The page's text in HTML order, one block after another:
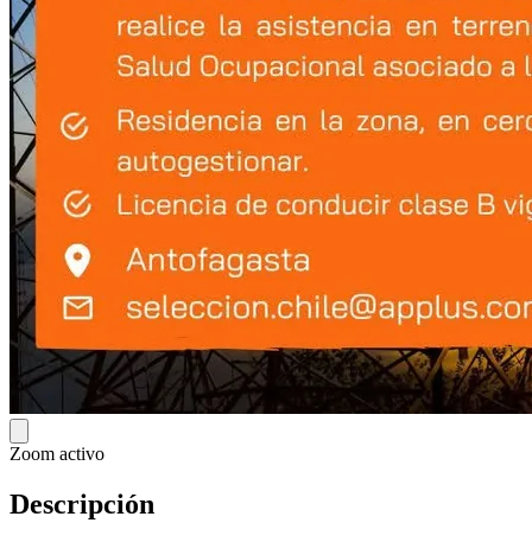
Zoom activo
Descripción